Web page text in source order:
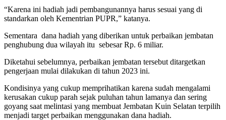
“Karena ini hadiah jadi pembangunannya harus sesuai yang di
standarkan oleh Kementrian PUPR,” katanya.
Sementara dana hadiah yang diberikan untuk perbaikan jembatan
penghubung dua wilayah itu sebesar Rp. 6 miliar.
Diketahui sebelumnya, perbaikan jembatan tersebut ditargetkan
pengerjaan mulai dilakukan di tahun 2023 ini.
Kondisinya yang cukup memprihatikan karena sudah mengalami
kerusakan cukup parah sejak puluhan tahun lamanya dan sering
goyang saat melintasi yang membuat Jembatan Kuin Selatan terpilih
menjadi target perbaikan menggunakan dana hadiah.